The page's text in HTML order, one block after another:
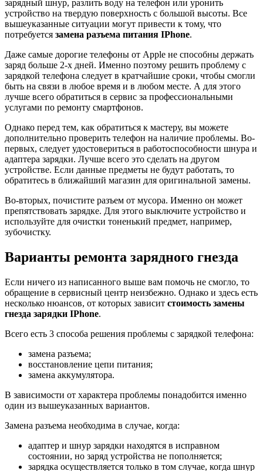
зарядный шнур, разлить воду на телефон или уронить
устройство на твердую поверхность с большой высоты. Все
вышеуказанные ситуации могут привести к тому, что
потребуется замена разъема питания IPhone.
Даже самые дорогие телефоны от Apple не способны держать
заряд больше 2-х дней. Именно поэтому решить проблему с
зарядкой телефона следует в кратчайшие сроки, чтобы смогли
быть на связи в любое время и в любом месте. А для этого
лучше всего обратиться в сервис за профессиональными
услугами по ремонту смартфонов.
Однако перед тем, как обратиться к мастеру, вы можете
дополнительно проверить телефон на наличие проблемы. Во-
первых, следует удостовериться в работоспособности шнура и
адаптера зарядки. Лучше всего это сделать на другом
устройстве. Если данные предметы не будут работать, то
обратитесь в ближайший магазин для оригинальной замены.
Во-вторых, почистите разъем от мусора. Именно он может
препятствовать зарядке. Для этого выключите устройство и
используйте для очистки тоненький предмет, например,
зубочистку.
Варианты ремонта зарядного гнезда
Если ничего из написанного выше вам помочь не смогло, то
обращение в сервисный центр неизбежно. Однако и здесь есть
несколько нюансов, от которых зависит стоимость замены
гнезда зарядки IPhone.
Всего есть 3 способа решения проблемы с зарядкой телефона:
замена разъема;
восстановление цепи питания;
замена аккумулятора.
В зависимости от характера проблемы понадобится именно
один из вышеуказанных вариантов.
Замена разъема необходима в случае, когда:
адаптер и шнур зарядки находятся в исправном
состоянии, но заряд устройства не пополняется;
зарядка осуществляется только в том случае, когда шнур